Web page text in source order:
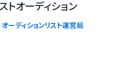
トオーディション
オーディションリスト運営局